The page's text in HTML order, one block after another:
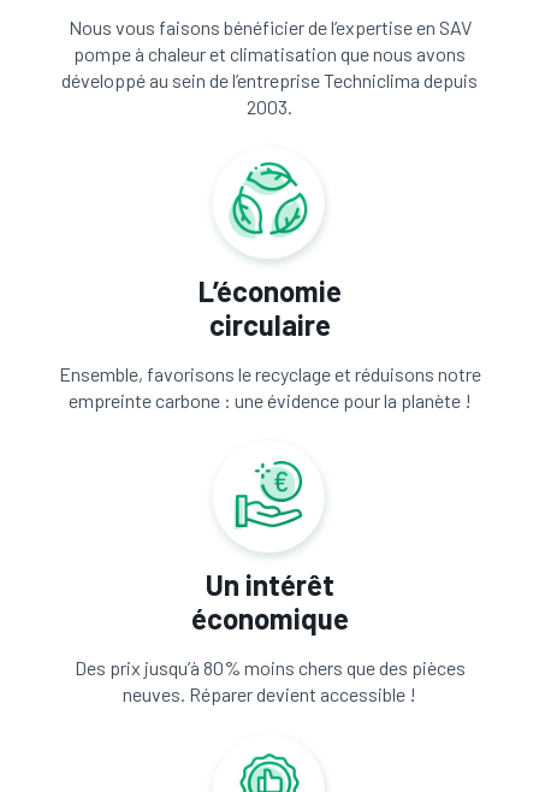
Nous vous faisons bénéficier de l’expertise en SAV
pompe à chaleur et climatisation que nous avons
développé au sein de l’entreprise Techniclima depuis
2003.
L’économie
circulaire
Ensemble, favorisons le recyclage et réduisons notre
empreinte carbone : une évidence pour la planète !
Un intérêt
économique
Des prix jusqu’à 80% moins chers que des pièces
neuves. Réparer devient accessible !